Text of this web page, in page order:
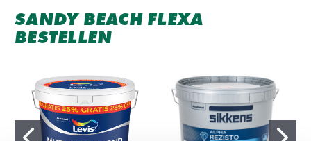
SANDY BEACH FLEXA
BESTELLEN